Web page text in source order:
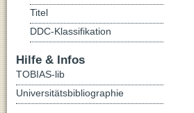
Titel
DDC-Klassifikation
Hilfe & Infos
TOBIAS-lib
Universitätsbibliographie